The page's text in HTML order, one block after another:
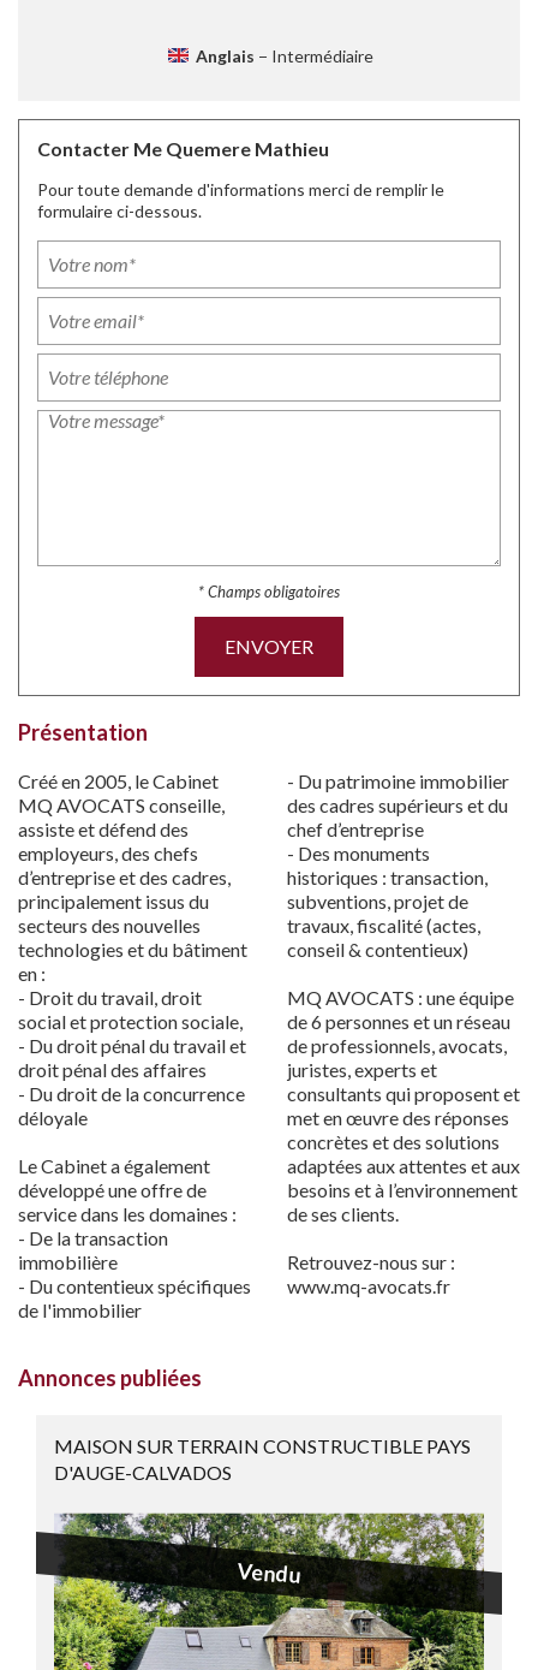
Anglais − Intermédiaire
Contacter Me Quemere Mathieu
Pour toute demande d'informations merci de remplir le
formulaire ci-dessous.
* Champs obligatoires
ENVOYER
Présentation
Créé en 2005, le Cabinet
MQ AVOCATS conseille,
assiste et défend des
employeurs, des chefs
d’entreprise et des cadres,
principalement issus du
secteurs des nouvelles
technologies et du bâtiment
en :
- Droit du travail, droit
social et protection sociale,
- Du droit pénal du travail et
droit pénal des affaires
- Du droit de la concurrence
déloyale
Le Cabinet a également
développé une offre de
service dans les domaines :
- De la transaction
immobilière
- Du contentieux spécifiques
de l'immobilier
- Du patrimoine immobilier
des cadres supérieurs et du
chef d’entreprise
- Des monuments
historiques : transaction,
subventions, projet de
travaux, fiscalité (actes,
conseil & contentieux)
MQ AVOCATS : une équipe
de 6 personnes et un réseau
de professionnels, avocats,
juristes, experts et
consultants qui proposent et
met en œuvre des réponses
concrètes et des solutions
adaptées aux attentes et aux
besoins et à l’environnement
de ses clients.
Retrouvez-nous sur :
www.mq-avocats.fr
Annonces publiées
MAISON SUR TERRAIN CONSTRUCTIBLE PAYS
D'AUGE-CALVADOS
Vendu